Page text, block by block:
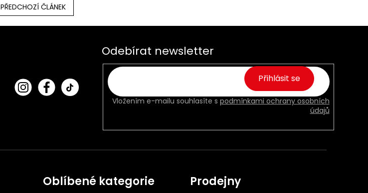
PŘEDCHOZÍ ČLÁNEK
bert
oo_
Fac
ebo
Odebírat newsletter
Vložením e-mailu souhlasíte s podmínkami ochrany osobních
údajů
Přihlásit se
Oblíbené kategorie Prodejny